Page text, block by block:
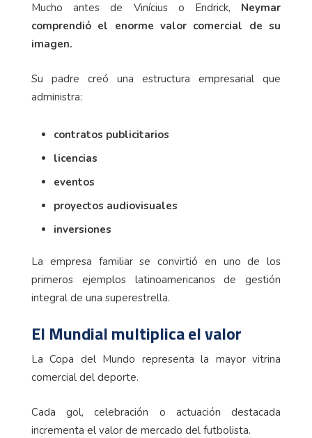
Mucho antes de Vinícius o Endrick, Neymar
comprendió el enorme valor comercial de su
imagen.
Su padre creó una estructura empresarial que
administra:
contratos publicitarios
licencias
eventos
proyectos audiovisuales
inversiones
La empresa familiar se convirtió en uno de los
primeros ejemplos latinoamericanos de gestión
integral de una superestrella.
El Mundial multiplica el valor
La Copa del Mundo representa la mayor vitrina
comercial del deporte.
Cada gol, celebración o actuación destacada
incrementa el valor de mercado del futbolista.